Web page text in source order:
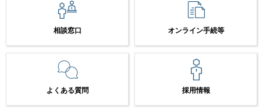
相談窓口 オンライン手続等
よくある質問 採用情報